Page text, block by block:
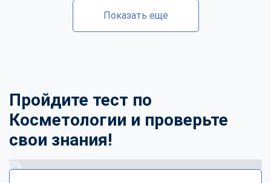
Показать еще
Пройдите тест по
Косметологии и проверьте
свои знания!
0%